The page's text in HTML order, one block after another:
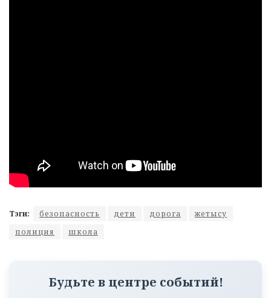
Тэги: безопасность дети дорога
жетысу
полиция
школа
Будьте в центре событий!